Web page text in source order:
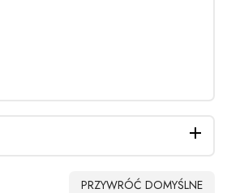
PRZYWRÓĆ DOMYŚLNE